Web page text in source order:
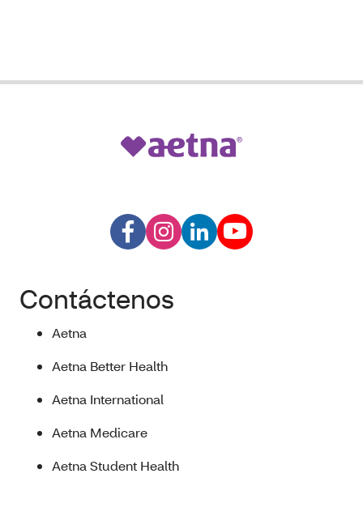
Contáctenos
Aetna
Aetna Better Health
Aetna International
Aetna Medicare
Aetna Student Health